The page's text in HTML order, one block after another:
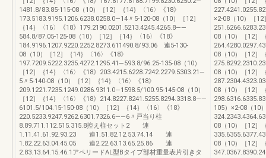
1481.8/83.85-115-08（10）［12］｛14｝〈16〉《18》
173.5183.9195.1206.6238.0258.0—14〃5-120-08（10）［12］
｛14｝〈16〉《18》179.2190.0201.5213.4245.4265.8——
584.8/87.05-125-08（10）［12］｛14｝〈16〉《18》
184.9196.1207.9220.2252.8273.611490.8/93.06 連5-130-
08（10）［12］｛14｝〈16〉《18》
197.7209.5222.3235.4272.1295.41—593.8/96.25-135-08（10）
［12］｛14｝〈16〉《18》203.4215.6228.7242.2279.5303.21—
5〃5-140-08（10）［12］｛14｝〈16〉《18》
209.1221.7235.1249.0286.9311.0—1598.5/100.95-145-08（10）
［12］｛14｝〈16〉《18》214.8227.8241.5255.8294.3318.8——
6101.5/104.15-150-08（10）［12］｛14｝〈16〉《18》
220.5233.9247.9262.6301.7326.6——6〃戸当り柱
8.89.711.112.515.315.8控え柱セット2 連
1.11.41.61.92.93.23 連1.51.82.12.53.74.14 連
1.82.22.63.04.45.05 連2.22.63.13.65.25.86 連
2.83.13.64.15.46.1アペリードAL型Bタイプ部材重量表片引きタ
×2-08（10）［
08（10）［12］
08（10）［12］
08（10）［12］
08（10）［12］
105）×2-08（10
08（10）［12］
08（10）［12］